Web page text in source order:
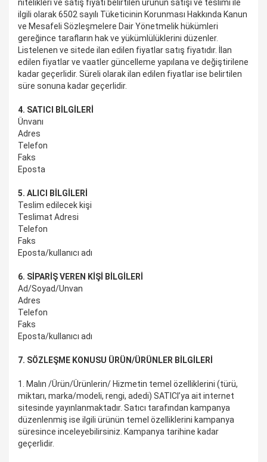
nitelikleri ve satış fiyatı belirtilen ürünün satışı ve teslimi ile
ilgili olarak 6502 sayılı Tüketicinin Korunması Hakkında Kanun
ve Mesafeli Sözleşmelere Dair Yönetmelik hükümleri
gereğince tarafların hak ve yükümlülüklerini düzenler.
Listelenen ve sitede ilan edilen fiyatlar satış fiyatıdır. İlan
edilen fiyatlar ve vaatler güncelleme yapılana ve değiştirilene
kadar geçerlidir. Süreli olarak ilan edilen fiyatlar ise belirtilen
süre sonuna kadar geçerlidir.
4. SATICI BİLGİLERİ
Ünvanı
Adres
Telefon
Faks
Eposta
5. ALICI BİLGİLERİ
Teslim edilecek kişi
Teslimat Adresi
Telefon
Faks
Eposta/kullanıcı adı
6. SİPARİŞ VEREN KİŞİ BİLGİLERİ
Ad/Soyad/Unvan
Adres
Telefon
Faks
Eposta/kullanıcı adı
7. SÖZLEŞME KONUSU ÜRÜN/ÜRÜNLER BİLGİLERİ
1. Malın /Ürün/Ürünlerin/ Hizmetin temel özelliklerini (türü,
miktarı, marka/modeli, rengi, adedi) SATICI’ya ait internet
sitesinde yayınlanmaktadır. Satıcı tarafından kampanya
düzenlenmiş ise ilgili ürünün temel özelliklerini kampanya
süresince inceleyebilirsiniz. Kampanya tarihine kadar
geçerlidir.